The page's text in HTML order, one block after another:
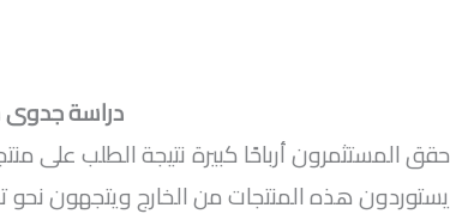
دراسة جدوى
حقق المستثمرون أرباحًا كبيرة نتيجة الطلب على
يستوردون هذه المنتجات من الخارج ويتجهون